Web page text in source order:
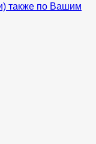
также по Вашим